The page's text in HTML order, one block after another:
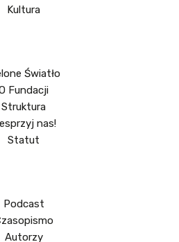
Kultura
Światło
Fundacji
Struktura
nas!
Statut
Podcast
Autorzy